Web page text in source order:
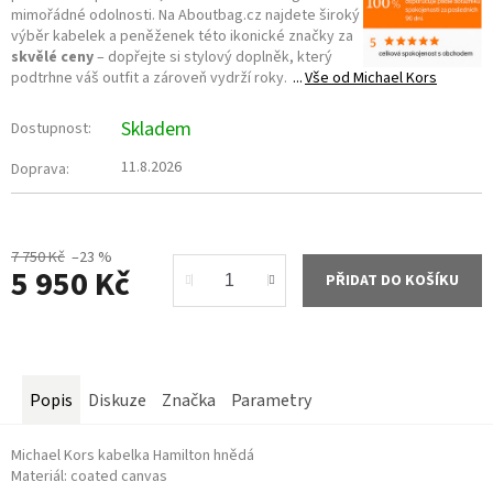
7 750 Kč –23 %
5 950 Kč PŘIDAT DO KOŠÍKU
mimořádné odolnosti. Na Aboutbag.cz najdete široký
výběr kabelek a peněženek této ikonické značky za
skvělé ceny– dopřejte si stylový doplněk, který
podtrhne váš outfit a zároveň vydrží roky.
Vše odMichael Kors
Dostupnost: Skladem
Doprava: 11.8.2026
Popis Diskuze Značka Parametry
Michael Kors kabelka Hamilton hnědá
Materiál: coated canvas